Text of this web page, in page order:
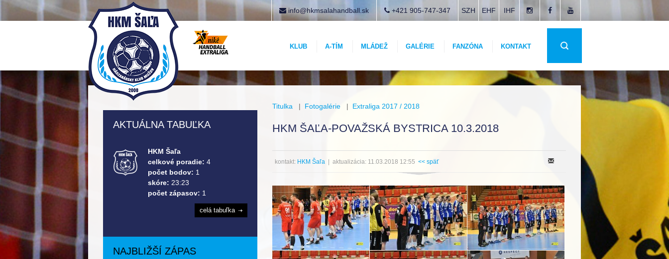
SZH EHF IHF
info@hkmsalahandball.sk +421 905-747-347
KLUB A-TÍM MLÁDEŽ GALÉRIE FANZÓNA KONTAKT
Titulka | Fotogalérie | Extraliga 2017 / 2018
HKM ŠAĽA-POVAŽSKÁ BYSTRICA 10.3.2018
kontakt: HKM Šaľa | aktualizácia: 11.03.2018 12:55 << späť
AKTUÁLNA TABUĽKA
HKM Šaľa
celkové poradie: 4
počet bodov: 1
skóre: 23:23
počet zápasov: 1
celá tabuľka
NAJBLIŽŠÍ ZÁPAS